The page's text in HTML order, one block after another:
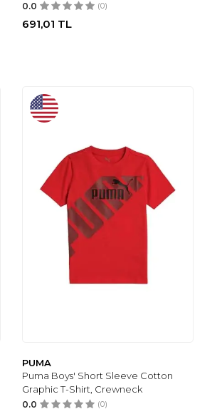
0.0 (0)
691,01 TL
PUMA
Puma Boys' Short Sleeve Cotton
Graphic T-Shirt, Crewneck
0.0 (0)